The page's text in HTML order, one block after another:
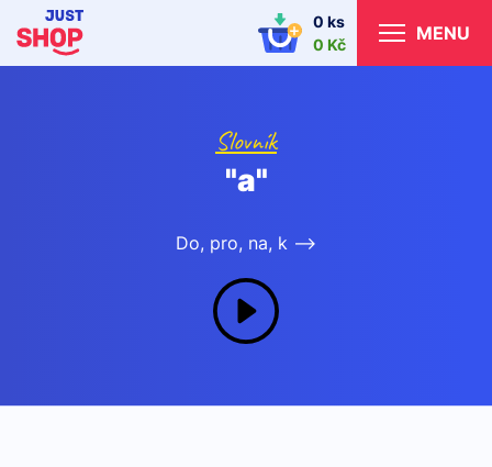
0 ks
0 Kč
MENU
Slovník
"a"
Do, pro, na, k -->